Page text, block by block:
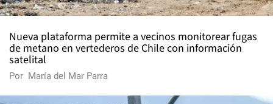
Nueva plataforma permite a vecinos monitorear fugas
de metano en vertederos de Chile con información
satelital
Por María del Mar Parra